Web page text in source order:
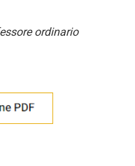
ordinario